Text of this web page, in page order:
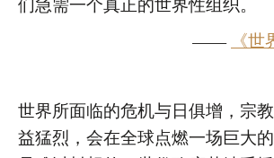
们急需一个真正的世界性组织。
——《世
世界所面临的危机与日俱增，宗
益猛烈，会在全球点燃一场巨大